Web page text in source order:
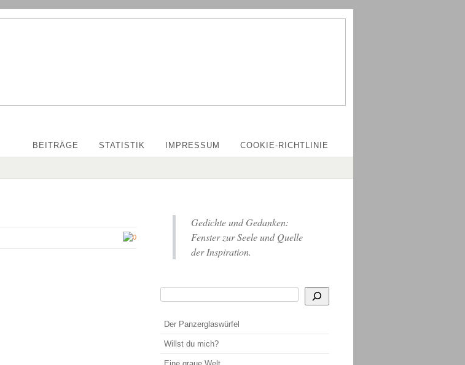
BEITRÄGE STATISTIK IMPRESSUM COOKIE-RICHTLINIE
0
Gedichte und Gedanken:
Fenster zur Seele und Quelle
der Inspiration.
Der Panzerglaswürfel
Willst du mich?